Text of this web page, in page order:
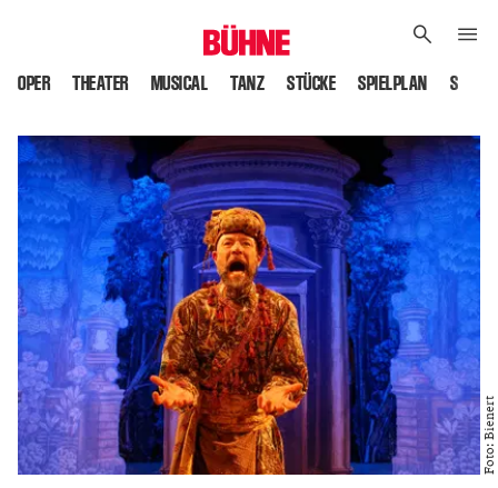
OPER THEATER MUSICAL TANZ STÜCKE SPIELPLAN
Foto: Bienert